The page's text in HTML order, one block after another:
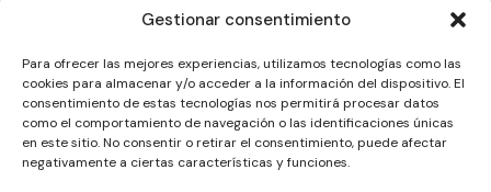
Gestionar consentimiento
Para ofrecer las mejores experiencias, utilizamos tecnologías como las
cookies para almacenar y/o acceder a la información del dispositivo. El
consentimiento de estas tecnologías nos permitirá procesar datos
como el comportamiento de navegación o las identificaciones únicas
en este sitio. No consentir o retirar el consentimiento, puede afectar
negativamente a ciertas características y funciones.
que el cliente mantenga un único punto de contacto
continuidad definen su forma de trabajo.
Business Made Simple.